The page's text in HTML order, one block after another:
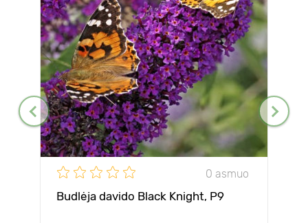
0 asmuo
Budlėja davido Black Knight, P9